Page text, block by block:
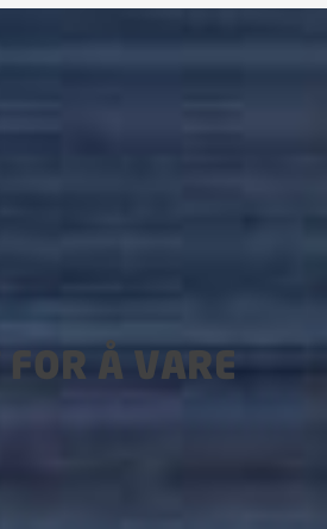
FOR Å VARE